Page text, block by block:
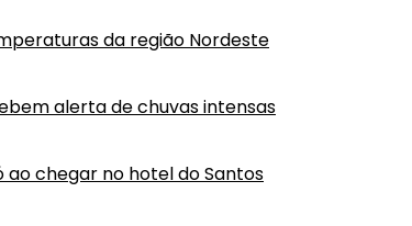
da região Nordeste
alerta de chuvas intensas
chegar no hotel do Santos